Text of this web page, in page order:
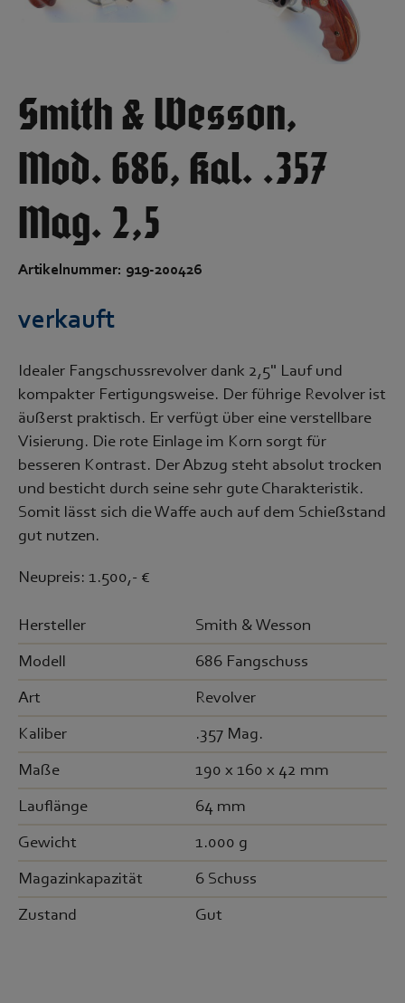
Smith & Wesson,
Mod. 686, Kal. .357
Mag. 2,5
Artikelnummer: 919-200426
verkauft
Idealer Fangschussrevolver dank 2,5" Lauf und
kompakter Fertigungsweise. Der führige Revolver ist
äußerst praktisch. Er verfügt über eine verstellbare
Visierung. Die rote Einlage im Korn sorgt für
besseren Kontrast. Der Abzug steht absolut trocken
und besticht durch seine sehr gute Charakteristik.
Somit lässt sich die Waffe auch auf dem Schießstand
gut nutzen.
Neupreis: 1.500,- €
Hersteller Smith & Wesson
Modell 686 Fangschuss
Art Revolver
Kaliber .357 Mag.
Maße 190 x 160 x 42 mm
Lauflänge 64 mm
Gewicht 1.000 g
Magazinkapazität 6 Schuss
Zustand Gut